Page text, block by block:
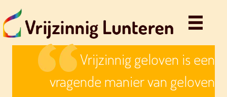
Vrijzinnig geloven is een
vragende manier van geloven